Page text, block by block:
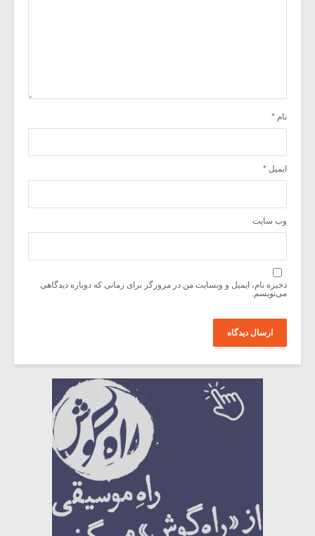
نام *
ایمیل *
وب‌ سایت
ذخیره نام، ایمیل و وبسایت من در مرورگر برای زمانی که دوباره دیدگاهی
می‌نویسم.